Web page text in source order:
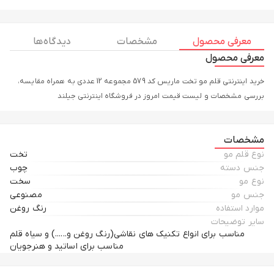
معرفی محصول مشخصات
دیدگاه ها
معرفی محصول
خرید اینترنتی قلم مو تخت ماریس کد 579 مجموعه 12 عددی به همراه مقایسه،
بررسی مشخصات و لیست قیمت امروز در فروشگاه اینترنتی جیلند
مشخصات
نوع قلم مو
تخت
جنس دسته
چوب
نوع مو
سخت
جنس مو
مصنوعی
موارد استفاده
رنگ روغن
سایر توضیحات
مناسب برای انواع تکنیک های نقاشی(رنگ روغن و......) و سیاه قلم
مناسب برای اساتید و هنرجویان